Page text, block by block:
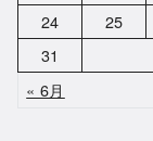
24
25
31
« 6月